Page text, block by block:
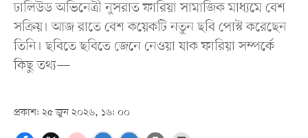
ঢালিউড অভিনেত্রী নুসরাত ফারিয়া সামাজিক মাধ্যমে বেশ
সক্রিয়। আজ রাতে বেশ কয়েকটি নতুন ছবি পোস্ট করেছেন
তিনি। ছবিতে ছবিতে জেনে নেওয়া যাক ফারিয়া সম্পর্কে
কিছু তথ্য—
প্রকাশ: ২৫ জুন ২০২৬, ১৬: ০০